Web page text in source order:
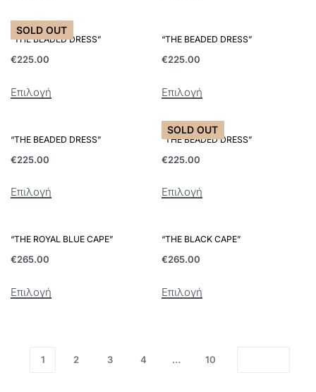
SOLD OUT
“THE BEADED DRESS”
€225.00
Επιλογή
“THE BEADED DRESS”
€225.00
Επιλογή
“THE BEADED DRESS”
€225.00
Επιλογή
SOLD OUT
“THE BEADED DRESS”
€225.00
Επιλογή
“THE ROYAL BLUE CAPE”
€265.00
Επιλογή
“THE BLACK CAPE”
€265.00
Επιλογή
1 2 3 4 … 10